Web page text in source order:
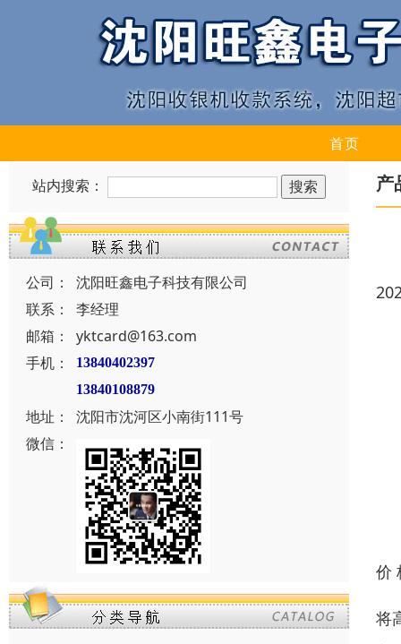
首页
站内搜索：
公司：
沈阳旺鑫电子科技有限公司
联系：
李经理
邮箱：
yktcard@163.com
手机：
13840402397
13840108879
地址：
沈阳市沈河区小南街111号
微信：
产
价
将